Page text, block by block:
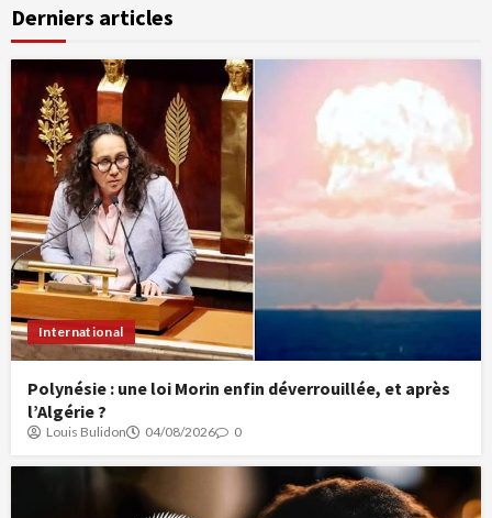
Derniers articles
International
Polynésie : une loi Morin enfin déverrouillée, et après
l’Algérie ?
Louis Bulidon 04/08/2026 0